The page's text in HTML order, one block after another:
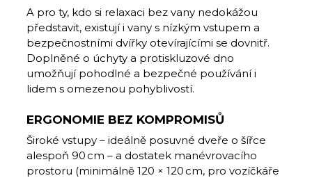
A pro ty, kdo si relaxaci bez vany nedokážou
představit, existují i vany s nízkým vstupem a
bezpečnostními dvířky otevírajícími se dovnitř.
Doplněné o úchyty a protiskluzové dno
umožňují pohodlné a bezpečné používání i
lidem s omezenou pohyblivostí.
ERGONOMIE BEZ KOMPROMISŮ
Široké vstupy – ideálně posuvné dveře o šířce
alespoň 90 cm – a dostatek manévrovacího
prostoru (minimálně 120 × 120 cm, pro vozíčkáře